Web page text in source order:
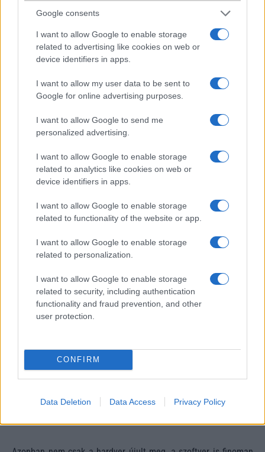
Google consents
I want to allow Google to enable storage
related to advertising like cookies on web or
device identifiers in apps.
I want to allow my user data to be sent to
Google for online advertising purposes.
I want to allow Google to send me
personalized advertising.
I want to allow Google to enable storage
related to analytics like cookies on web or
device identifiers in apps.
I want to allow Google to enable storage
related to functionality of the website or app.
I want to allow Google to enable storage
related to personalization.
I want to allow Google to enable storage
related to security, including authentication
functionality and fraud prevention, and other
user protection.
CONFIRM
Data Deletion Data Access Privacy Policy
OnePlus 3-nál mindenesetre szebb fotókat készít. Sajnos az
t. Az EIS egy giroszenzor alapú stabilizátor, sokkal jobban,
érzékenyebben képes működni, mint az analóg OIS, tehát
összességében jobban jártunk. Egyetlen hátrány, hogy 4K
tudni, hogy később elérhető lesz-e, reméljük igen. Fontos
részlet, hogy a OnePlus 3/3T-nél tapasztalható gyenge
hangminőség a mozgóképek esetéban javításra került és
valóban most már torzításmentes. Az előlapi szelfi kamera 16
megapixeles, Sony IMX 371 szenzorral, EIS-sel felvértezett.